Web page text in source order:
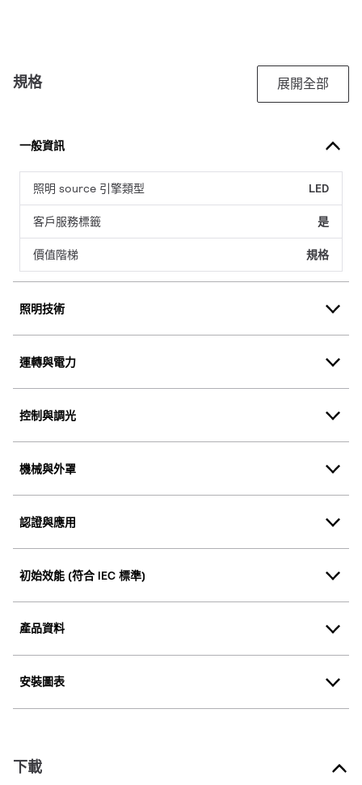
規格 展開全部
一般資訊
照明 source 引擎類型 LED
客戶服務標籤 是
價值階梯 規格
照明技術
運轉與電力
控制與調光
機械與外罩
認證與應用
初始效能 (符合 IEC 標準)
產品資料
安裝圖表
下載